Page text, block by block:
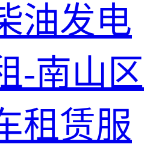
油发电
-南山区
租赁服